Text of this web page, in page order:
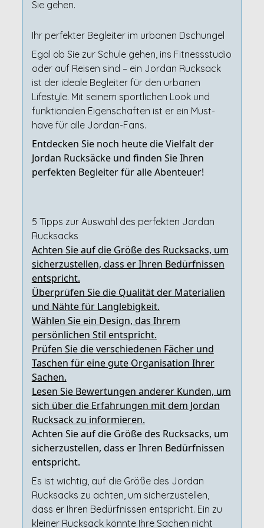
Sie gehen.
Ihr perfekter Begleiter im urbanen Dschungel
Egal ob Sie zur Schule gehen, ins Fitnessstudio
oder auf Reisen sind – ein Jordan Rucksack
ist der ideale Begleiter für den urbanen
Lifestyle. Mit seinem sportlichen Look und
funktionalen Eigenschaften ist er ein Must-
have für alle Jordan-Fans.
Entdecken Sie noch heute die Vielfalt der
Jordan Rucksäcke und finden Sie Ihren
perfekten Begleiter für alle Abenteuer!
5 Tipps zur Auswahl des perfekten Jordan
Rucksacks
Achten Sie auf die Größe des Rucksacks, um
sicherzustellen, dass er Ihren Bedürfnissen
entspricht.
Überprüfen Sie die Qualität der Materialien
und Nähte für Langlebigkeit.
Wählen Sie ein Design, das Ihrem
persönlichen Stil entspricht.
Prüfen Sie die verschiedenen Fächer und
Taschen für eine gute Organisation Ihrer
Sachen.
Lesen Sie Bewertungen anderer Kunden, um
sich über die Erfahrungen mit dem Jordan
Rucksack zu informieren.
Achten Sie auf die Größe des Rucksacks, um
sicherzustellen, dass er Ihren Bedürfnissen
entspricht.
Es ist wichtig, auf die Größe des Jordan
Rucksacks zu achten, um sicherzustellen,
dass er Ihren Bedürfnissen entspricht. Ein zu
kleiner Rucksack könnte Ihre Sachen nicht